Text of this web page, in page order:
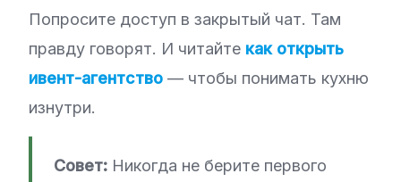
Попросите доступ в закрытый чат. Там
правду говорят. И читайте как открыть
ивент-агентство — чтобы понимать кухню
изнутри.
Совет: Никогда не берите первого